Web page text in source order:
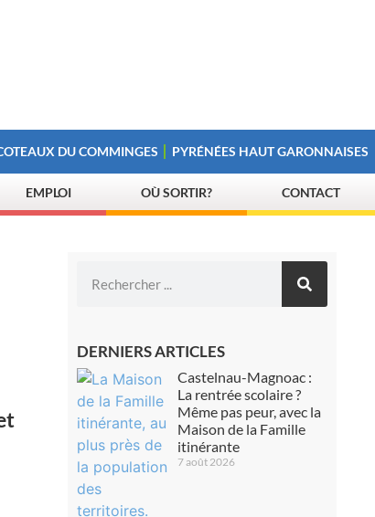
DU COMMINGES PYRÉNÉES HAUT GARONNAISES
EMPLOI OÙ SORTIR? CONTACT
DERNIERS ARTICLES
Castelnau-Magnoac :
La rentrée scolaire ?
Même pas peur, avec la
Maison de la Famille
itinérante
7 août 2026